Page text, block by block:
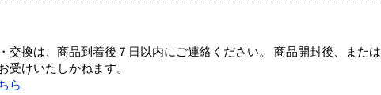
交換は、商品到着後７日以内にご連絡ください。 商品開封後、また
受けいたしかねます。
ら